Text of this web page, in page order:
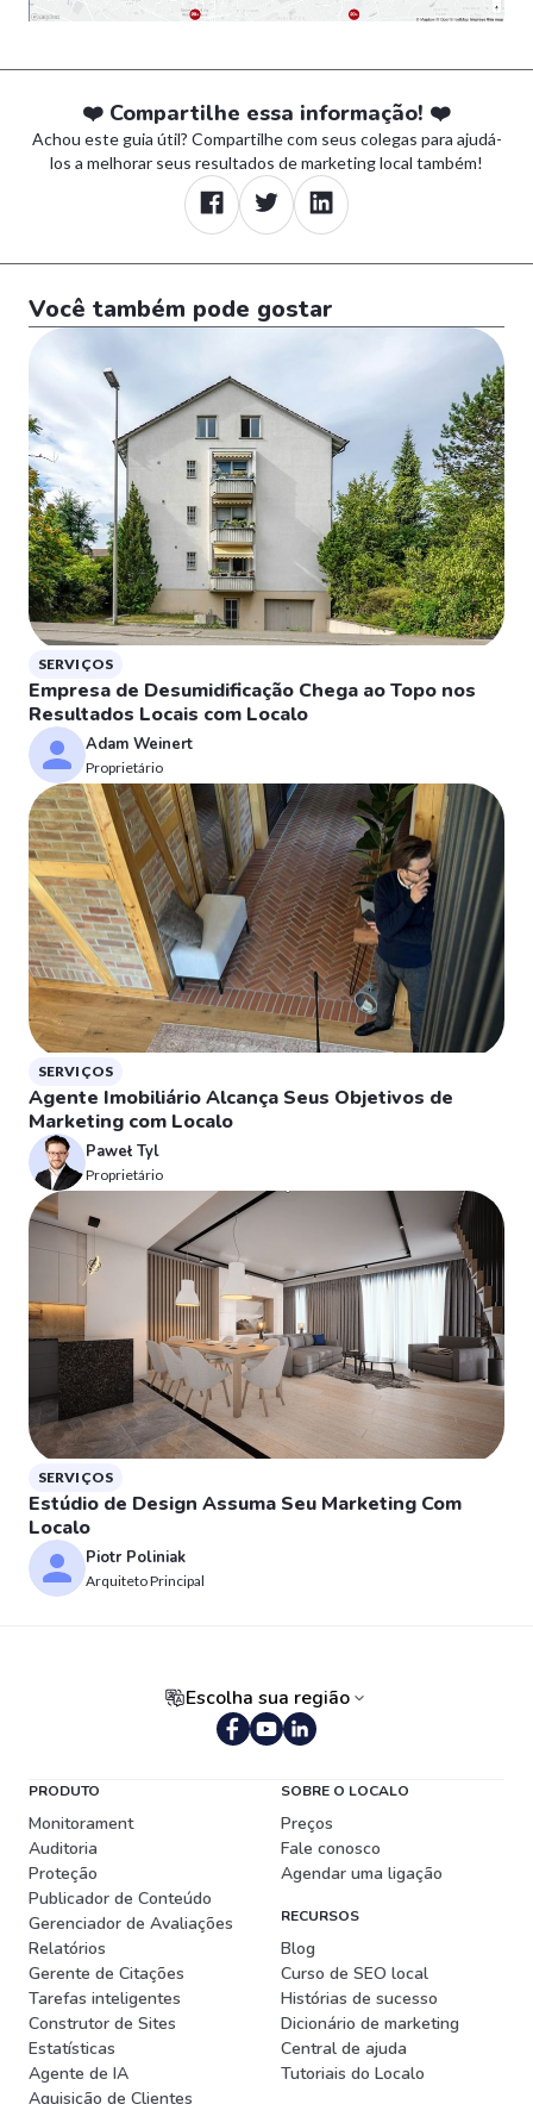
❤️ Compartilhe essa informação! ❤️
Achou este guia útil? Compartilhe com seus colegas para ajudá-
los a melhorar seus resultados de marketing local também!
Você também pode gostar
SERVIÇOS
Empresa de Desumidificação Chega ao Topo nos
Resultados Locais com Localo
Adam Weinert
Proprietário
SERVIÇOS
Agente Imobiliário Alcança Seus Objetivos de
Marketing com Localo
Paweł Tyl
Proprietário
SERVIÇOS
Estúdio de Design Assuma Seu Marketing Com
Localo
Piotr Poliniak
Arquiteto Principal
Escolha sua região
PRODUTO
Monitorament
Auditoria
Proteção
Publicador de Conteúdo
Gerenciador de Avaliações
Relatórios
Gerente de Citações
Tarefas inteligentes
Construtor de Sites
Estatísticas
Agente de IA
Aquisição de Clientes
SOBRE O LOCALO
Preços
Fale conosco
Agendar uma ligação
RECURSOS
Blog
Curso de SEO local
Histórias de sucesso
Dicionário de marketing
Central de ajuda
Tutoriais do Localo